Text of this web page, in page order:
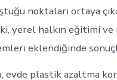
noktaları ortaya
yerel halkın eğitimi ve
eklendiğinde
evde plastik azaltma